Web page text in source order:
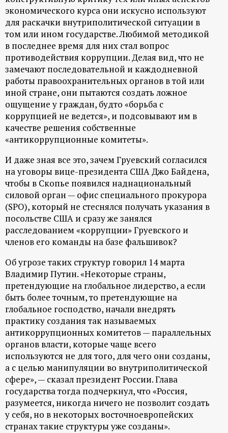
экономического курса они искусно используют
для раскачки внутриполитической ситуации в
том или ином государстве. Любимой методикой
в последнее время для них стал вопрос
противодействия коррупции. Делая вид, что не
замечают последовательной и каждодневной
работы правоохранительных органов в той или
иной стране, они пытаются создать ложное
ощущение у граждан, будто «борьба с
коррупцией не ведется», и подсовывают им в
качестве решения собственные
«антикоррупционные комитеты».
И даже зная все это, зачем Груевский согласился
на уговоры вице-президента США Джо Байдена,
чтобы в Скопье появился наднациональный
силовой орган — офис специального прокурора
(SPO), который не стеснялся получать указания в
посольстве США и сразу же занялся
расследованием «коррупции» Груевского и
членов его команды на базе фальшивок?
Об угрозе таких структур говорил 14 марта
Владимир Путин. «Некоторые страны,
претендующие на глобальное лидерство, а если
быть более точным, то претендующие на
глобальное господство, начали внедрять
практику создания так называемых
антикоррупционных комитетов — параллельных
органов власти, которые чаще всего
используются не для того, для чего они созданы,
а с целью манипуляции во внутриполитической
сфере», — сказал президент России. Глава
государства тогда подчеркнул, что «Россия,
разумеется, никогда ничего не позволит создать
у себя, но в некоторых восточноевропейских
странах такие структуры уже созданы».